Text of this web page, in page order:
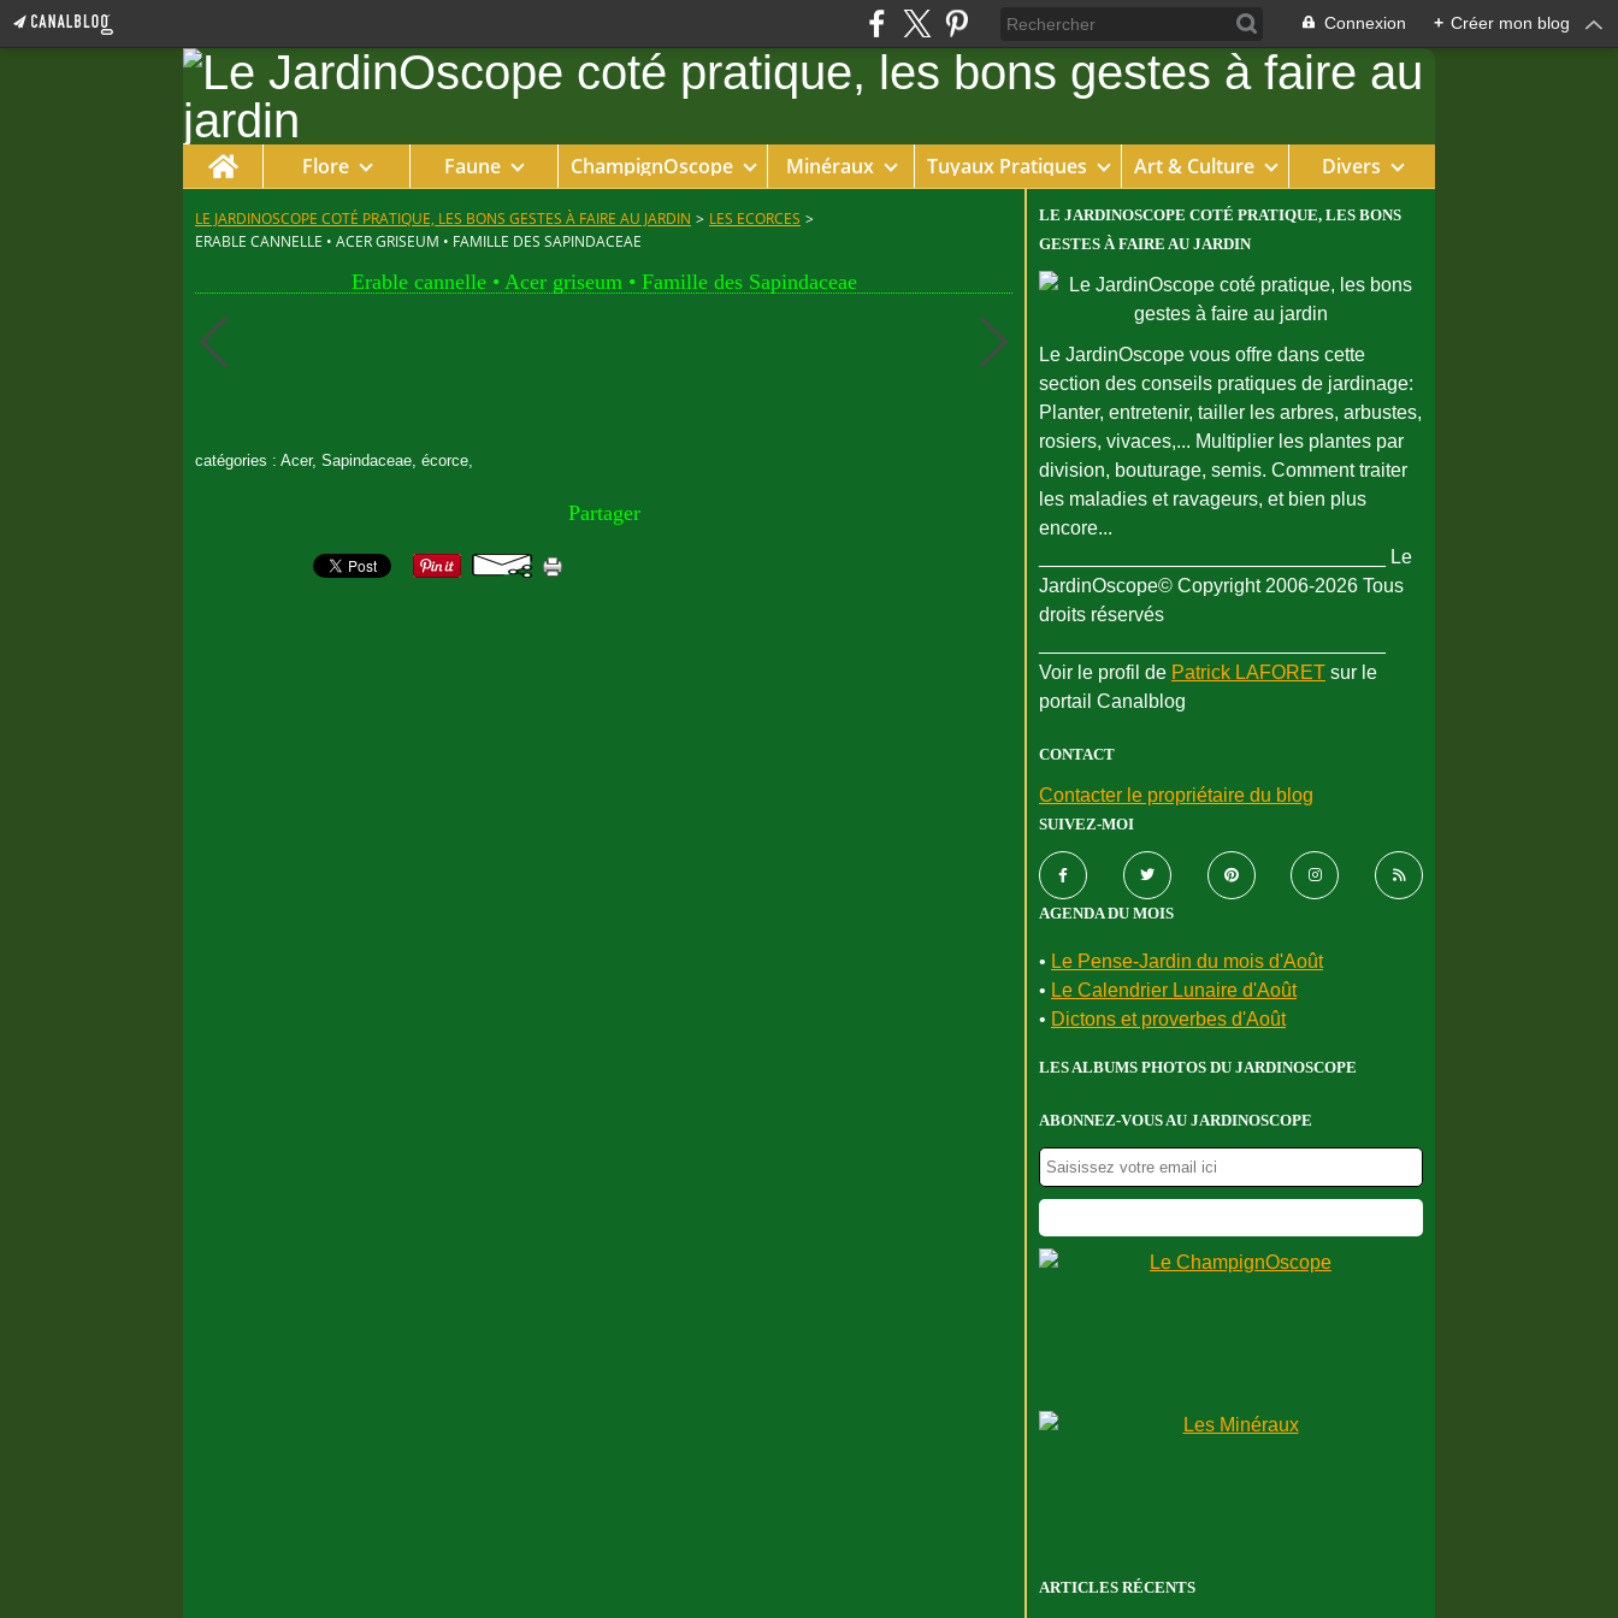
Connexion + Créer mon blog
Home Flore Faune ChampignOscope Minéraux Tuyaux Pratiques Art & Culture Divers
LE JARDINOSCOPE COTÉ PRATIQUE, LES BONS GESTES À FAIRE AU JARDIN > LES ECORCES >
ERABLE CANNELLE • ACER GRISEUM • FAMILLE DES SAPINDACEAE
Erable cannelle • Acer griseum • Famille des Sapindaceae
catégories : Acer, Sapindaceae, écorce,
Partager
LE JARDINOSCOPE COTÉ PRATIQUE, LES BONS
GESTES À FAIRE AU JARDIN
Le JardinOscope vous offre dans cette
section des conseils pratiques de jardinage:
Planter, entretenir, tailler les arbres, arbustes,
rosiers, vivaces,... Multiplier les plantes par
division, bouturage, semis. Comment traiter
les maladies et ravageurs, et bien plus
encore...
________________________________ Le
JardinOscope© Copyright 2006-2026 Tous
droits réservés
Voir le profil de Patrick LAFORET sur le
portail Canalblog
CONTACT
Contacter le propriétaire du blog
SUIVEZ-MOI
AGENDA DU MOIS
• Le Pense-Jardin du mois d'Août
• Le Calendrier Lunaire d'Août
• Dictons et proverbes d'Août
LES ALBUMS PHOTOS DU JARDINOSCOPE
ABONNEZ-VOUS AU JARDINOSCOPE
ARTICLES RÉCENTS